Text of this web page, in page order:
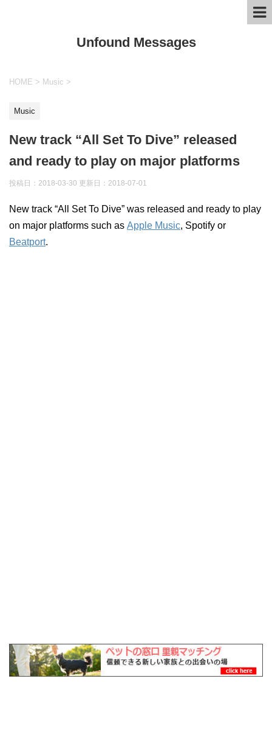
Unfound Messages
HOME > Music >
Music
New track “All Set To Dive” released
and ready to play on major platforms
投稿日：2018-03-30 更新日： 2018-07-01
New track “All Set To Dive” was released and ready to play
on major platforms such as Apple Music, Spotify or
Beatport.